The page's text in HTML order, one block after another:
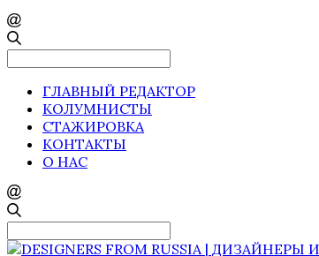
ГЛАВНЫЙ РЕДАКТОР
КОЛУМНИСТЫ
СТАЖИРОВКА
КОНТАКТЫ
О НАС
Search
for: